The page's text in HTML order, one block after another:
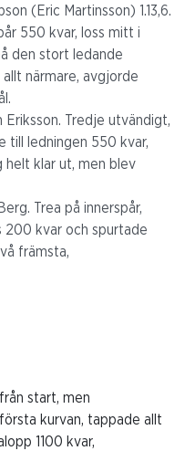
(Eric Martinsson) 1.13,6.
550 kvar, loss mitt i
den stort ledande
närmare, avgjorde
Eriksson. Tredje utvändigt,
till ledningen 550 kvar,
helt klar ut, men blev
Trea på innerspår,
200 kvar och spurtade
främsta,
start, men
kurvan, tappade allt
1100 kvar,